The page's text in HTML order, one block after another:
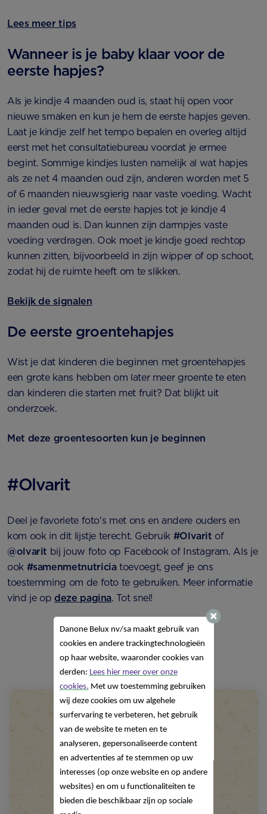
Lees meer tips
Wanneer is je baby klaar voor de
eerste hapjes?
Als je kindje 4 maanden oud is, staat hij open voor
nieuwe smaken en kun je hem de eerste hapjes geven.
Laat je kindje zelf het tempo bepalen en overleg altijd
eerst met het consultatiebureau voordat je ermee
begint. Sommige kindjes lusten namelijk al wat hapjes
als ze net 4 maanden oud zijn, anderen worden met 5
of 6 maanden nieuwsgierig naar vaste voeding. Wacht
in ieder geval met de eerste hapjes tot je kindje 4
maanden oud is. Dan kunnen zijn darmpjes vaste
voeding verdragen. Ook moet je kindje goed rechtop
kunnen zitten, bijvoorbeeld in zijn wipper of op schoot,
zodat hij de ruimte heeft om te slikken.
Bekijk de signalen
De eerste groentehapjes
Wist je dat kinderen die beginnen met groentehapjes
een grote kans hebben om later meer groente te eten
dan kinderen die starten met fruit? Dat blijkt uit
onderzoek.
Met deze groentesoorten kun je beginnen
#Olvarit
Deel je favoriete foto's met ons en andere ouders en
kom ook in dit lijstje terecht. Gebruik #Olvarit of
@olvarit bij jouw foto op Facebook of Instagram. Als je
ook #samenmetnutriciatoevoegt, geef je ons
toestemming om de foto te gebruiken. Meer informatie
vind je op deze pagina. Tot snel!
Bekijk alle foto's
Danone Belux nv/sa maakt gebruik van
cookies en andere trackingtechnologieën
op haar website, waaronder cookies van
derden: Lees hier meer over onze
cookies. Met uw toestemming gebruiken
wij deze cookies om uw algehele
surfervaring te verbeteren, het gebruik
van de website te meten en te
analyseren, gepersonaliseerde content
en advertenties af te stemmen op uw
interesses (op onze website en op andere
websites) en om u functionaliteiten te
bieden die beschikbaar zijn op sociale